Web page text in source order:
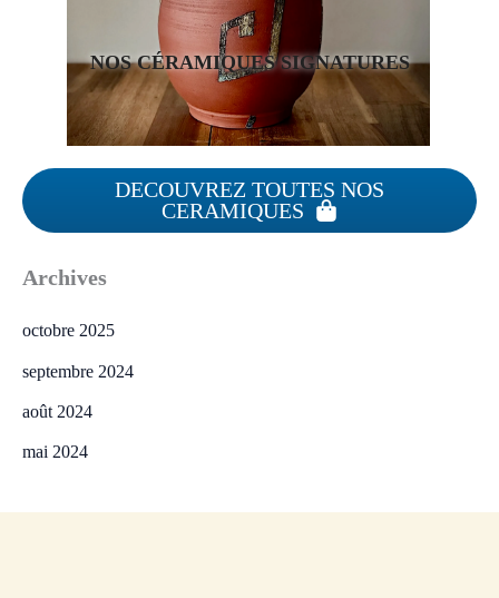
NOS CÉRAMIQUES SIGNATURES
DECOUVREZ TOUTES NOS
CERAMIQUES
Archives
octobre 2025
septembre 2024
août 2024
mai 2024